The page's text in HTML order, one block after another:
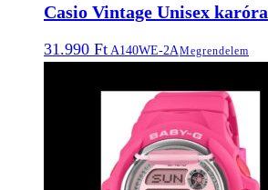
Casio Vintage Unisex karóra
31.990 Ft A140WE-2AMegrendelem